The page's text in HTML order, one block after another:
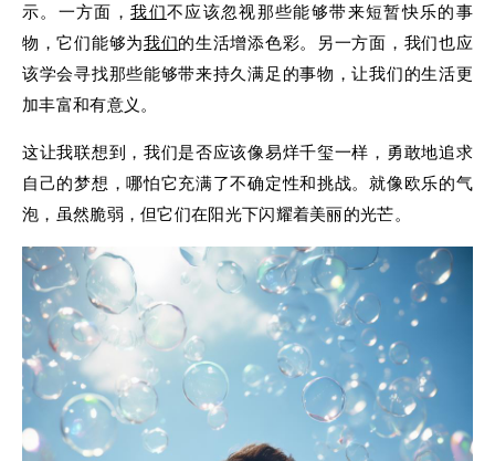
示。一方面，我们不应该忽视那些能够带来短暂快乐的事
物，它们能够为我们的生活增添色彩。另一方面，我们也应
该学会寻找那些能够带来持久满足的事物，让我们的生活更
加丰富和有意义。
这让我联想到，我们是否应该像易烊千玺一样，勇敢地追求
自己的梦想，哪怕它充满了不确定性和挑战。就像欧乐的气
泡，虽然脆弱，但它们在阳光下闪耀着美丽的光芒。